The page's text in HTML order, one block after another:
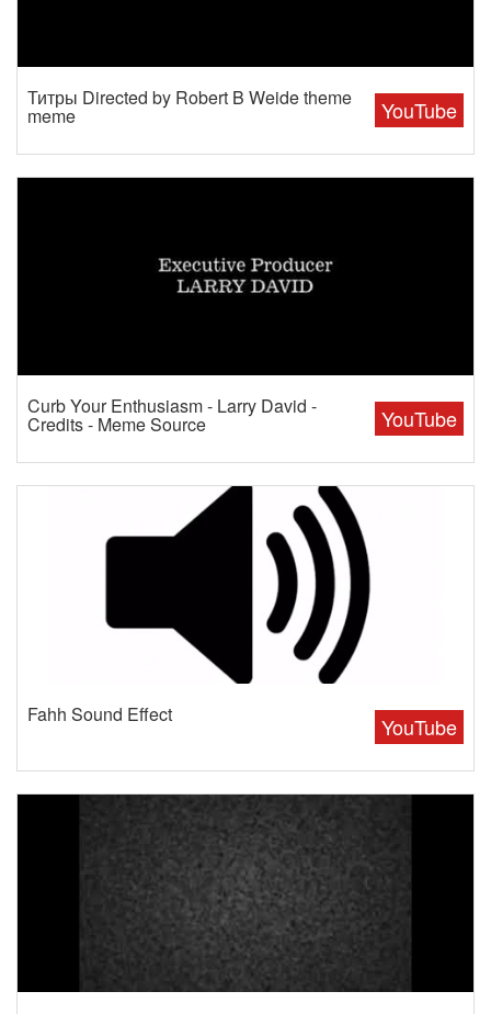
YouTube
Титры Directed by Robert B Weide theme
meme
YouTube
Curb Your Enthusiasm - Larry David -
Credits - Meme Source
YouTube
Fahh Sound Effect